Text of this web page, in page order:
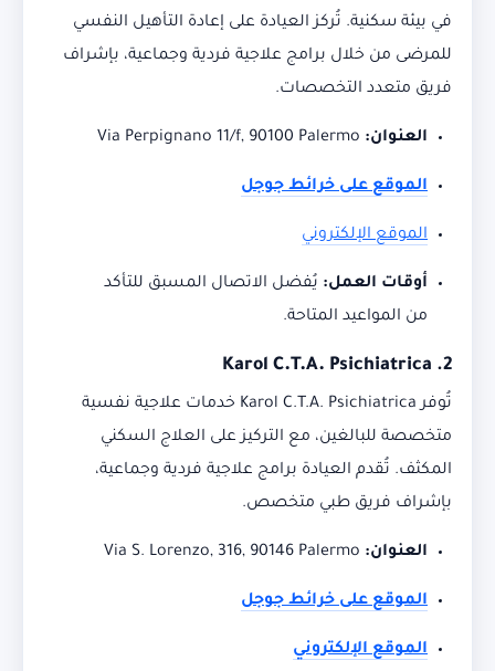
في بيئة سكنية. تُركز العيادة على إعادة التأهيل النفسي
للمرضى من خلال برامج علاجية فردية وجماعية، بإشراف
فريق متعدد التخصصات.
العنوان: Via Perpignano 11/f, 90100 Palermo
الموقع على خرائط جوجل
الموقع الإلكتروني
أوقات العمل: يُفضل الاتصال المسبق للتأكد
من المواعيد المتاحة.
2.
Karol C.T.A. Psichiatrica
تُوفر Karol C.T.A. Psichiatrica خدمات علاجية نفسية
متخصصة للبالغين، مع التركيز على العلاج السكني
المكثف. تُقدم العيادة برامج علاجية فردية وجماعية،
بإشراف فريق طبي متخصص.
العنوان: Via S. Lorenzo, 316, 90146 Palermo
الموقع على خرائط جوجل
الموقع الإلكتروني